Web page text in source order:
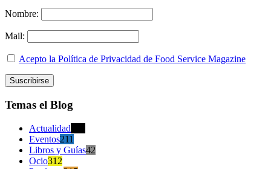
Nombre:
Mail:
Acepto la Política de Privacidad de Food Service Magazine
Temas el Blog
Actualidad
Eventos211
Libros y Guías42
Ocio312